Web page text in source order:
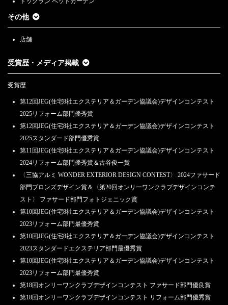
その他
店舗
受賞歴・メディア掲載
受賞歴
第12回JEG(住宅8社エクステリア＆ガーデン協議会)デザインコンテスト
2025リフォーム部門優秀賞
第12回JEG(住宅8社エクステリア＆ガーデン協議会)デザインコンテスト
2025スタンダード部門優秀賞
第11回JEG(住宅8社エクステリア＆ガーデン協議会)デザインコンテスト
2024リフォーム部門優秀賞＆古谷俊一賞
〈三協アルミ WONDER EXTERIOR DESIGN CONTEST〉 2024ファサード
部門ブロンズデザイン賞＆〈第20回オンリーワンクラブデザインコンテ
スト〉 ファサード部門フォトジェニック賞
第10回JEG(住宅8社エクステリア＆ガーデン協議会)デザインコンテスト
2023リフォーム部門最優秀賞
第10回JEG(住宅8社エクステリア＆ガーデン協議会)デザインコンテスト
2023スタンダードエクステリア部門最優秀賞
第10回JEG(住宅8社エクステリア＆ガーデン協議会)デザインコンテスト
2023リフォーム部門最優秀賞
第18回オンリーワンクラブデザインコンテスト ファサード部門優良賞
第18回オンリーワンクラブデザインコンテスト リフォーム部門優秀賞